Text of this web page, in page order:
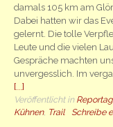
damals 105 km am
Dabei hatten wir das
gelernt. Die tolle
Leute und die vielen
Gespräche machten
unvergesslich. Im
[...]
Veröffentlicht in
Kühnen, Trail Schreibe